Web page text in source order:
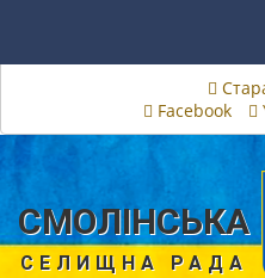
Facebook
СМОЛІНСЬКА
СЕЛИЩНА РАДА